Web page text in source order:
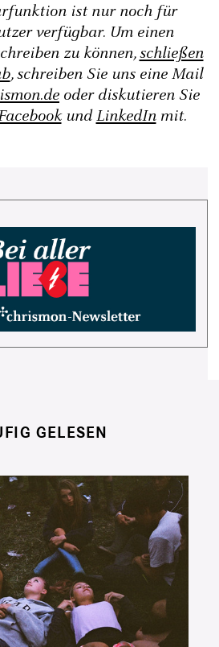
ist nur noch für
verfügbar. Um einen
zu können,schließen
, schreiben Sie uns eine Mail
oder diskutieren Sie
undLinkedInmit.
GELESEN